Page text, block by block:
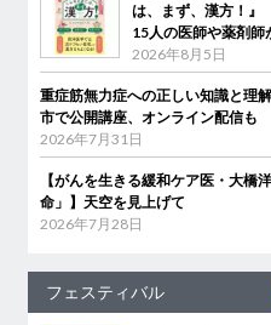
は、まず、漢方！
15人の医師や薬剤師
2026年8月5日
重症筋無力症への正しい知識と理
市で公開講座、オンライン配信も
2026年7月31日
【がんを生きる緩和ケア医・大橋
命」】天空を見上げて
2026年7月28日
フェスティバル